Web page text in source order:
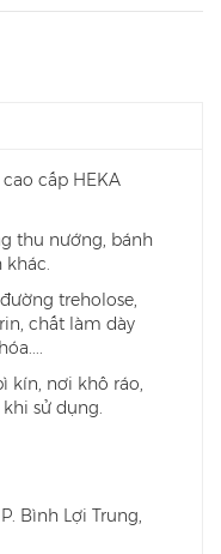
cấp HEKA
thu nướng, bánh
khác.
treholose,
chất làm dày
kín, nơi khô ráo,
sử dụng.
Bình Lợi Trung,